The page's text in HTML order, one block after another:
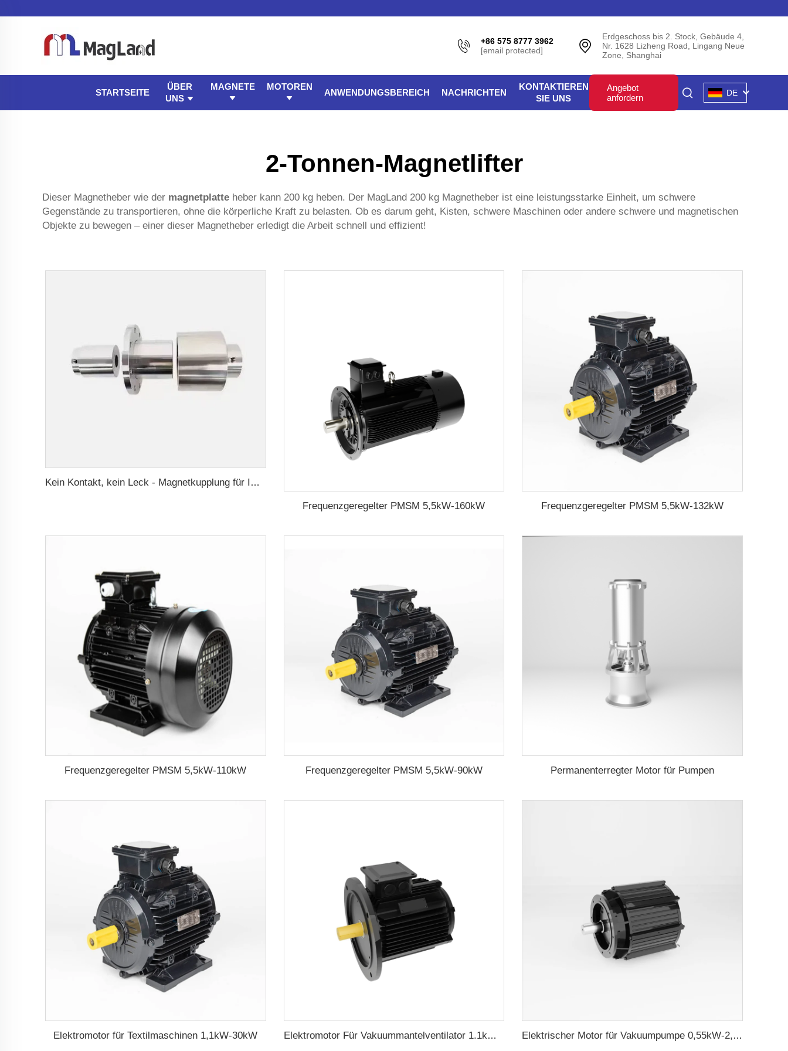
+86 575 8777 3962
[email protected]
Erdgeschoss bis 2. Stock, Gebäude 4,
Nr. 1628 Lizheng Road, Lingang Neue
Zone, Shanghai
STARTSEITE
ÜBER
UNS
MAGNETE MOTOREN
ANWENDUNGSBEREICH NACHRICHTEN
KONTAKTIEREN
SIE UNS
Angebot
anfordern
DE
2-Tonnen-Magnetlifter
Dieser Magnetheber wie der magnetplatte heber kann 200 kg heben. Der MagLand 200 kg Magnetheber ist eine leistungsstarke Einheit, um schwere
Gegenstände zu transportieren, ohne die körperliche Kraft zu belasten. Ob es darum geht, Kisten, schwere Maschinen oder andere schwere und magnetischen
Objekte zu bewegen – einer dieser Magnetheber erledigt die Arbeit schnell und effizient!
Kein Kontakt, kein Leck - Magnetkupplung für ISO- und Polyol-Motorpumpe der Hochdruck-Foamaschine
Frequenzgeregelter PMSM 5,5kW-160kW Frequenzgeregelter PMSM 5,5kW-132kW
Frequenzgeregelter PMSM 5,5kW-110kW Frequenzgeregelter PMSM 5,5kW-90kW Permanenterregter Motor für Pumpen
Elektromotor für Textilmaschinen 1,1kW-30kW Elektromotor Für Vakuummantelventilator 1.1kW-3kW Elektrischer Motor für Vakuumpumpe 0,55kW-2,2kW